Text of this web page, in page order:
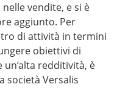
vendite, e si è
aggiunto. Per
di attività in termini
obiettivi di
redditività, è
società Versalis